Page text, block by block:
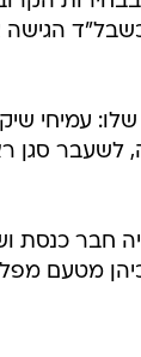
עמיחי
לשעבר
חבר כנסת
מטעם